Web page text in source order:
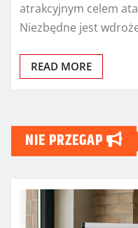
atrakcyjnym celem
Niezbędne jest
READ MORE
NIE PRZEGAP